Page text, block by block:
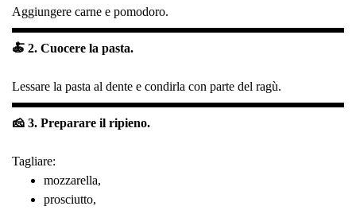
Aggiungere carne e pomodoro.
🍝 2. Cuocere la pasta.
Lessare la pasta al dente e condirla con parte del ragù.
🧀 3. Preparare il ripieno.
Tagliare:
mozzarella,
prosciutto,